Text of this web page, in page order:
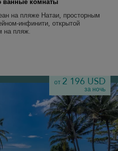
ванные комнаты
на пляже Натаи, просторным
инфинити, открытой
на пляж.
от 2 196 USD
за ночь